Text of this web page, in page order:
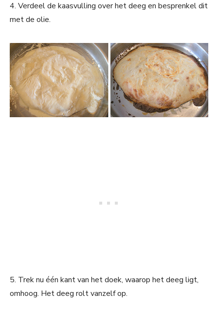
4. Verdeel de kaasvulling over het deeg en besprenkel dit
met de olie.
5. Trek nu één kant van het doek, waarop het deeg ligt,
omhoog. Het deeg rolt vanzelf op.